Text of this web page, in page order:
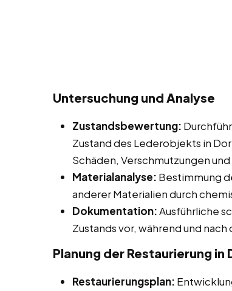
Untersuchung und Analyse
Zustandsbewertung:
Zustand des Lederobjekts in
Schäden, Verschmutzungen
Materialanalyse: Bestimmung
anderer Materialien durch
Dokumentation:Ausführliche
Zustands vor, während und nach
Planung der Restaurierung in
Restaurierungsplan: